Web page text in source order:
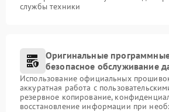
службы техники
Оригинальные
безопасное обслуживание
Использование официальных
аккуратная работа с
резервное копирование,
восстановление информации при